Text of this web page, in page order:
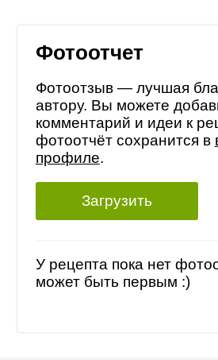
Фотоотчет
Фотоотзыв — лучшая
автору. Вы можете
комментарий и идеи к
фотоотчёт сохранится в
профиле.
Загрузить
У рецепта пока нет
может быть первым :)